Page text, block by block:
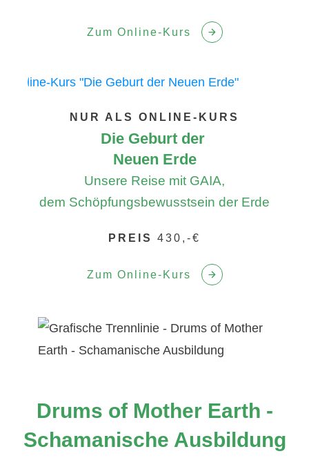
Zum Online-Kurs
NUR ALS ONLINE-KURS
Die Geburt der
Neuen Erde
Unsere Reise mit GAIA,
dem Schöpfungsbewusstsein der Erde
PREIS 430,-€
Zum Online-Kurs
Drums of Mother Earth -
Schamanische Ausbildung